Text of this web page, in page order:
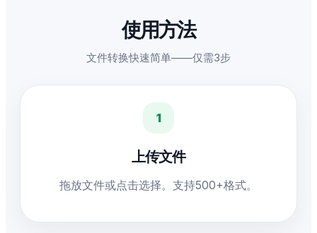
使用方法
文件转换快速简单——仅需3步
1
上传文件
拖放文件或点击选择。支持500+格式。